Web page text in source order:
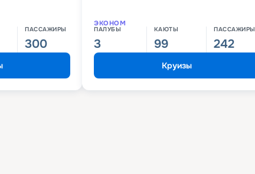
ПАССАЖИРЫ
300
ЭКОНОМ
ПАЛУБЫ
3
КАЮТЫ
99
ПАССАЖИРЫ
242
Круизы